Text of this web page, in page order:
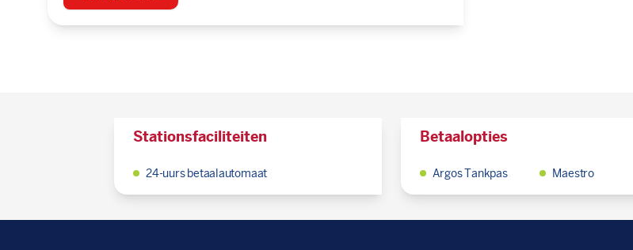
Stationsfaciliteiten
24-uurs betaalautomaat
Betaalopties
Argos Tankpas Maestro